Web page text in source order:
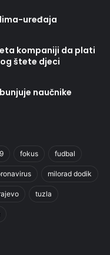
uređaja
kompaniji da plati
štete djeci
naučnike
fokus fudbal
milorad dodik
tuzla